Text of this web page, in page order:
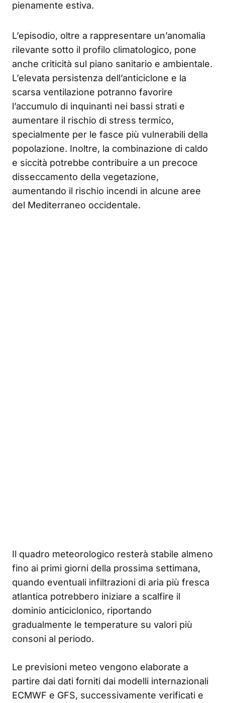
pienamente estiva.
L’episodio, oltre a rappresentare un’anomalia
rilevante sotto il profilo climatologico, pone
anche criticità sul piano sanitario e ambientale.
L’elevata persistenza dell’anticiclone e la
scarsa ventilazione potranno favorire
l’accumulo di inquinanti nei bassi strati e
aumentare il rischio di stress termico,
specialmente per le fasce più vulnerabili della
popolazione. Inoltre, la combinazione di caldo
e siccità potrebbe contribuire a un precoce
disseccamento della vegetazione,
aumentando il rischio incendi in alcune aree
del Mediterraneo occidentale.
Il quadro meteorologico resterà stabile almeno
fino ai primi giorni della prossima settimana,
quando eventuali infiltrazioni di aria più fresca
atlantica potrebbero iniziare a scalfire il
dominio anticiclonico, riportando
gradualmente le temperature su valori più
consoni al periodo.
Le previsioni meteo vengono elaborate a
partire dai dati forniti dai modelli internazionali
ECMWF e GFS, successivamente verificati e